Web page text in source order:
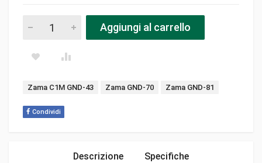
Kit membrane gnd43 zama pb originali pezzi
Aggiungi al carrello
Tags:
Zama C1M GND-43 Zama GND-70 Zama GND-81
Condividi
Descrizione Specifiche